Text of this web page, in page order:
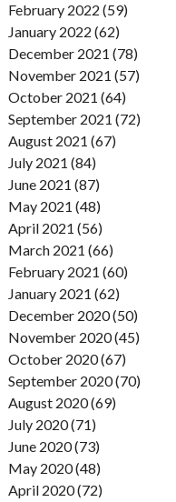
February 2022 (59)
January 2022 (62)
December 2021 (78)
November 2021 (57)
October 2021 (64)
September 2021 (72)
August 2021 (67)
July 2021 (84)
June 2021 (87)
May 2021 (48)
April 2021 (56)
March 2021 (66)
February 2021 (60)
January 2021 (62)
December 2020 (50)
November 2020 (45)
October 2020 (67)
September 2020 (70)
August 2020 (69)
July 2020 (71)
June 2020 (73)
May 2020 (48)
April 2020 (72)